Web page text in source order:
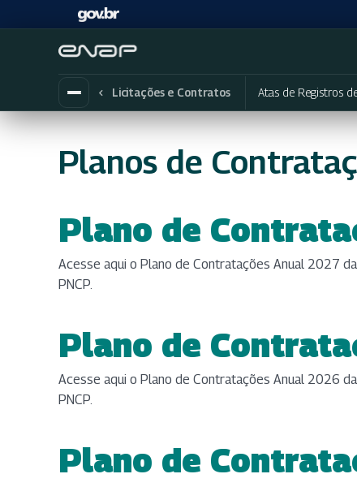
Licitações e Contratos Atas de Registros
Planos de
Plano de
(abre em nova
Acesse aqui o Plano de Contratações Anual 2027
PNCP.
Plano de
(abre em nova
Acesse aqui o Plano de Contratações Anual 2026
PNCP.
Plano de
(abre em nova